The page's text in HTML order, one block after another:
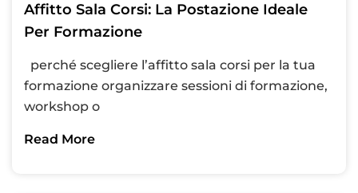
Affitto Sala Corsi: La Postazione Ideale
Per Formazione
perché scegliere l’affitto sala corsi per la tua
formazione organizzare sessioni di formazione,
workshop o
Read More